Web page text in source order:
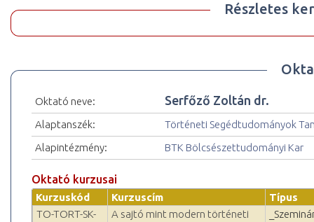
Részletes
Oktató neve: Serfőző Zoltán dr.
Alaptanszék:
Történeti Segédtudományok
Alapintézmény:
BTK Bölcsészettudományi Kar
Oktató kurzusai
Kurzuskód Kurzuscím
Típus
TO-TORT-SK-
A sajtó mint modern történeti